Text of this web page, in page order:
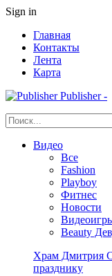
Sign in
Главная
Контакты
Лента
Карта
Publisher -
Видео
Все
Fashion
Playboy
Фитнес
Новости
Beauty
Храм Дмитрия
празднику